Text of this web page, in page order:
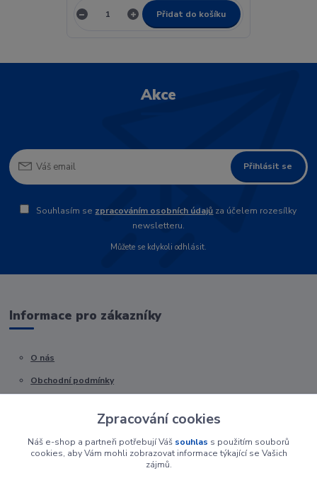
Přidat do košíku
Akce
Přihlásit se
Souhlasím se zpracováním osobních údajů za účelem rozesílky
newsletteru.
Můžete se kdykoli odhlásit.
Informace pro zákazníky
O nás
Obchodní podmínky
Zpracování cookies
Náš e-shop a partneři potřebují Váš souhlas s použitím souborů
cookies, aby Vám mohli zobrazovat informace týkající se Vašich
zájmů.